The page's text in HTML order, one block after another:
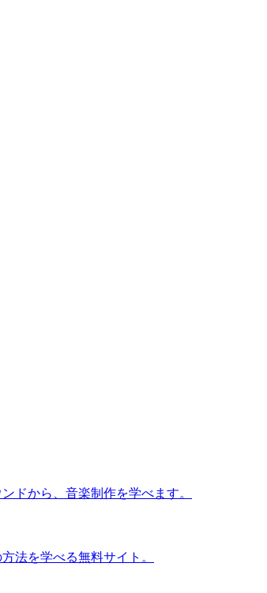
ドから、音楽制作を学べます。
法を学べる無料サイト。